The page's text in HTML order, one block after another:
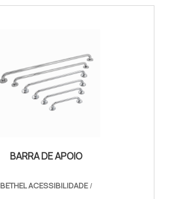
BARRA DE APOIO
BETHEL ACESSIBILIDADE/